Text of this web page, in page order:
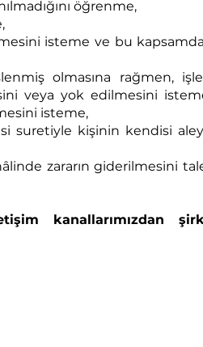
öğrenme,
isteme ve bu
olmasına rağmen,
veya yok edilmesini
isteme,
suretiyle kişinin kendisi
zararın giderilmesini
kanallarımızdan